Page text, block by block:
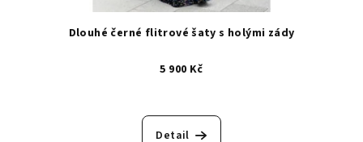
Dlouhé černé flitrové šaty s holými zády
5 900 Kč
Detail